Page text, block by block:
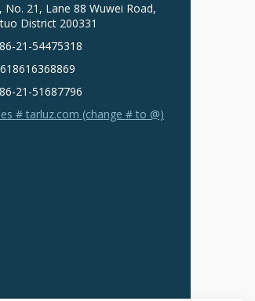
No. 21, Lane 88 Wuwei Road,
District 200331
21-54475318
21-51687796
# tarluz.com (change # to @)